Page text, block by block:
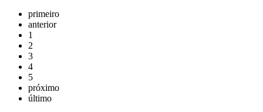
primeiro
anterior
1
2
3
4
5
próximo
último